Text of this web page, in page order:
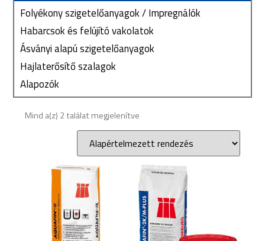
Folyékony szigetelőanyagok / Impregnálók
Habarcsok és felújító vakolatok
Ásványi alapú szigetelőanyagok
Hajlaterősítő szalagok
Alapozók
Mind a(z) 2 találat megjelenítve